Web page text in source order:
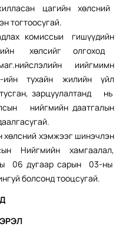
цагийн хөлсний
тогтоосугай.
комиссыи гишүүдийн
хөлсийг олгоход
иийгмимн
ийн тухайн жилийн үйл
зарцуулалтанд нь
нийгмийн даатгалын
хөлсний хэмжээг шинэчлэн
Нийгмийн хамгаалал,
06 дугаар сарын 03-ны
болсонд тооцсугай.